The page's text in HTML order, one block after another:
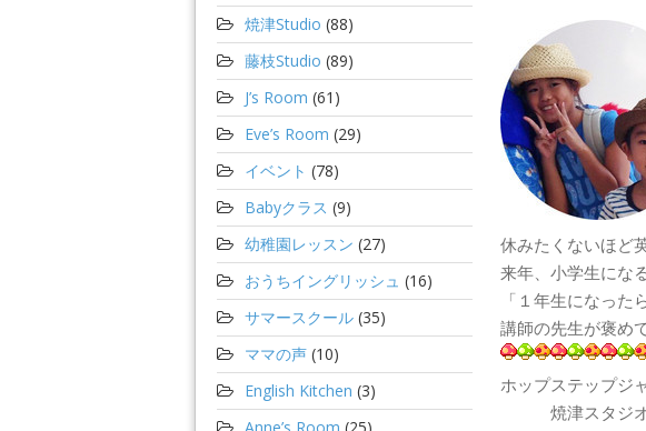
休みたくないほど
来年、小学生にな
「１年生になった
講師の先生が褒め
ホップステップジ
焼津スタジオ
焼津Studio (88)
藤枝Studio (89)
J’s Room (61)
Eve’s Room (29)
イベント (78)
Babyクラス (9)
幼稚園レッスン (27)
おうちイングリッシュ (16)
サマースクール(35)
ママの声(10)
English Kitchen (3)